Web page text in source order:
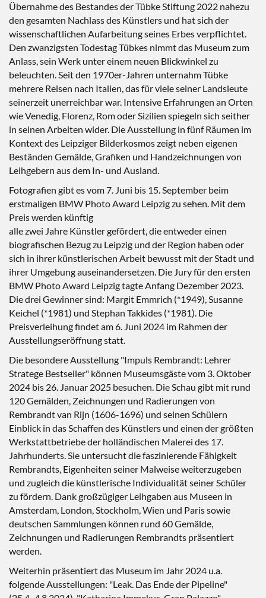
Übernahme des Bestandes der Tübke Stiftung 2022 nahezu
den gesamten Nachlass des Künstlers und hat sich der
wissenschaftlichen Aufarbeitung seines Erbes verpflichtet.
Den zwanzigsten Todestag Tübkes nimmt das Museum zum
Anlass, sein Werk unter einem neuen Blickwinkel zu
beleuchten. Seit den 1970er-Jahren unternahm Tübke
mehrere Reisen nach Italien, das für viele seiner Landsleute
seinerzeit unerreichbar war. Intensive Erfahrungen an Orten
wie Venedig, Florenz, Rom oder Sizilien spiegeln sich seither
in seinen Arbeiten wider. Die Ausstellung in fünf Räumen im
Kontext des Leipziger Bilderkosmos zeigt neben eigenen
Beständen Gemälde, Grafiken und Handzeichnungen von
Leihgebern aus dem In- und Ausland.
Fotografien gibt es vom 7. Juni bis 15. September beim
erstmaligen BMW Photo Award Leipzig zu sehen. Mit dem
Preis werden künftig
alle zwei Jahre Künstler gefördert, die entweder einen
biografischen Bezug zu Leipzig und der Region haben oder
sich in ihrer künstlerischen Arbeit bewusst mit der Stadt und
ihrer Umgebung auseinandersetzen. Die Jury für den ersten
BMW Photo Award Leipzig tagte Anfang Dezember 2023.
Die drei Gewinner sind: Margit Emmrich (*1949), Susanne
Keichel (*1981) und Stephan Takkides (*1981). Die
Preisverleihung findet am 6. Juni 2024 im Rahmen der
Ausstellungseröffnung statt.
Die besondere Ausstellung "Impuls Rembrandt: Lehrer
Stratege Bestseller" können Museumsgäste vom 3. Oktober
2024 bis 26. Januar 2025 besuchen. Die Schau gibt mit rund
120 Gemälden, Zeichnungen und Radierungen von
Rembrandt van Rijn (1606-1696) und seinen Schülern
Einblick in das Schaffen des Künstlers und einen der größten
Werkstattbetriebe der holländischen Malerei des 17.
Jahrhunderts. Sie untersucht die faszinierende Fähigkeit
Rembrandts, Eigenheiten seiner Malweise weiterzugeben
und zugleich die künstlerische Individualität seiner Schüler
zu fördern. Dank großzügiger Leihgaben aus Museen in
Amsterdam, London, Stockholm, Wien und Paris sowie
deutschen Sammlungen können rund 60 Gemälde,
Zeichnungen und Radierungen Rembrandts präsentiert
werden.
Weiterhin präsentiert das Museum im Jahr 2024 u.a.
folgende Ausstellungen: "Leak. Das Ende der Pipeline"